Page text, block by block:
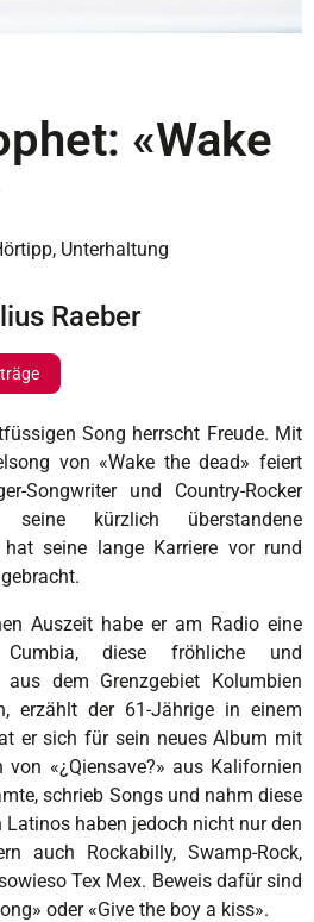
«Wake
, Unterhaltung
Raeber
Song herrscht Freude. Mit
von «Wake the dead» feiert
Songwriter und Country-Rocker
kürzlich überstandene
hat seine lange Karriere vor rund
Auszeit habe er am Radio eine
Cumbia, diese fröhliche und
dem Grenzgebiet Kolumbien
erzählt der 61-Jährige in einem
er sich für sein neues Album mit
von «¿Qiensave?» aus Kalifornien
schrieb Songs und nahm diese
haben jedoch nicht nur den
auch Rockabilly, Swamp-Rock,
Tex Mex. Beweis dafür sind
oder «Give the boy a kiss».